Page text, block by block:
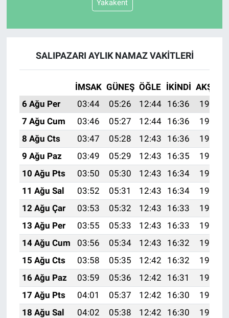
Yakakent
SALIPAZARI AYLIK NAMAZ VAKITLERI
İMSAK GÜNEŞ ÖĞLE İKINDI AKŞAM
6 Ağu Per
03:44 05:26 12:44 16:36
19:51
7 Ağu Cum
03:46 05:27 12:44 16:36
19:50
8 Ağu Cts
03:47 05:28 12:43 16:36
19:49
9 Ağu Paz
03:49 05:29 12:43 16:35
19:48
10 Ağu Pts
03:50 05:30 12:43 16:34
19:46
11 Ağu Sal
03:52 05:31 12:43 16:34
19:45
12 Ağu Çar
03:53 05:32 12:43 16:33
19:44
13 Ağu Per
03:55 05:33 12:43 16:33
19:42
14 Ağu Cum
03:56 05:34 12:43 16:32
19:41
15 Ağu Cts
03:58 05:35 12:42 16:32
19:40
16 Ağu Paz
03:59 05:36 12:42 16:31
19:38
17 Ağu Pts
04:01 05:37 12:42 16:30
19:37
18 Ağu Sal
04:02 05:38 12:42 16:30
19:35